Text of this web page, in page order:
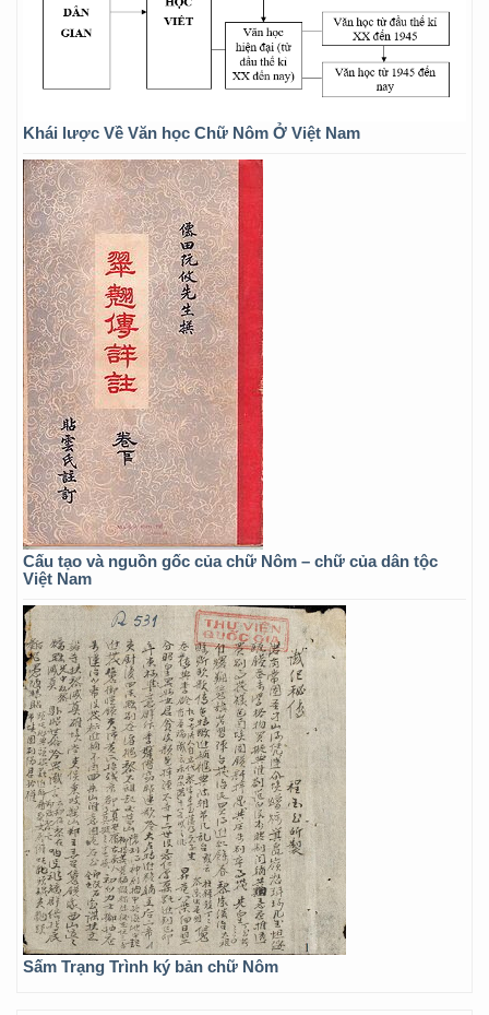
Khái lược Về Văn học Chữ Nôm Ở Việt Nam
Cấu tạo và nguồn gốc của chữ Nôm – chữ của dân tộc
Việt Nam
Sấm Trạng Trình ký bản chữ Nôm